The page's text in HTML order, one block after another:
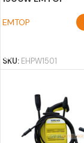
EMTOP
SKU: EHPW1501